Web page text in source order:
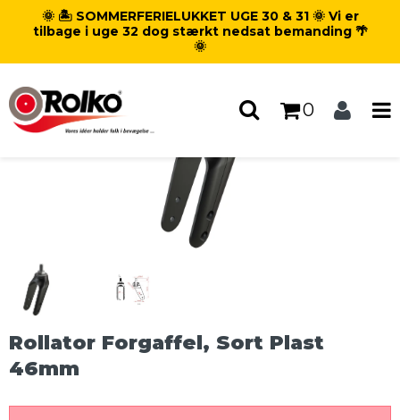
🌞 🏝️ SOMMERFERIELUKKET UGE 30 & 31 🌞 Vi er
tilbage i uge 32 dog stærkt nedsat bemanding 🌴
🌞
0
Forside / Produkter / Reservedele /
Svinggafler & tilbehør
Rollator Forgaffel, Sort Plast 46mm
Rollator Forgaffel, Sort Plast
46mm